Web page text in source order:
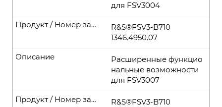
для FSV3004
R&S®FSV3-B710
1346.4950.07
Продукт / Номер заказа
Расширенные функцио
нальные возможности
для FSV3007
Описание
R&S®FSV3-B710
Продукт / Номер заказа